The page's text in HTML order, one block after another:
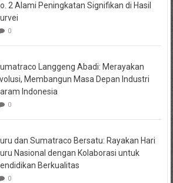
2 Alami Peningkatan Signifikan di Hasil
0
Langgeng Abadi: Merayakan
Membangun Masa Depan Industri
Indonesia
0
dan Sumatraco Bersatu: Rayakan Hari
Nasional dengan Kolaborasi untuk
Berkualitas
0